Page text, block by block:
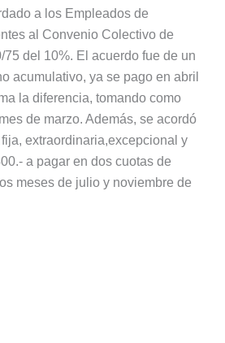
a los Empleados de
al Convenio Colectivo de
75 del 10%. El acuerdo fue de un
acumulativo, ya se pago en abril
la diferencia, tomando como
de marzo. Además, se acordó
extraordinaria,excepcional y
a pagar en dos cuotas de
meses de julio y noviembre de